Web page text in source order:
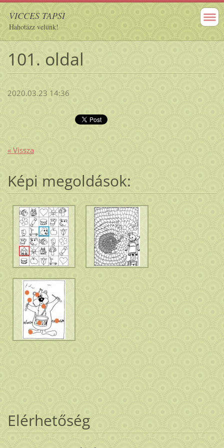
VICCES TAPSI
Hahotázz velünk!
101. oldal
2020.03.23 14:36
« Vissza
Képi megoldások:
Elérhetőség